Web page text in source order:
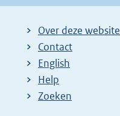
Over deze website
Contact
English
Help
Zoeken